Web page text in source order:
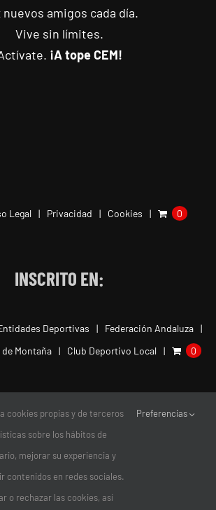
nuevos amigos cada día.
Vive sin límites.
¡A tope CEM!
Legal Privacidad Cookies 0
INSCRITO EN:
Deportivas
Federación Andaluza
Montaña
Club Deportivo Local 0
cookies propias y de terceros
sobre los hábitos de
mejorar su experiencia y
contenidos en redes sociales.
o rechazar las cookies, así
Preferencias